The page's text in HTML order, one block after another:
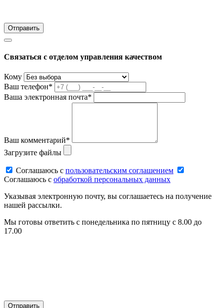
Связаться с отделом управления качеством
Кому
Ваш телефон*
Ваша электронная почта*
Ваш комментарий*
Загрузите файлы
Соглашаюсь c пользовательским соглашением
Соглашаюсь c обработкой персональных данных
Указывая электронную почту, вы соглашаетесь на получение
нашей рассылки.
Мы готовы ответить с понедельника по пятницу с 8.00 до
17.00